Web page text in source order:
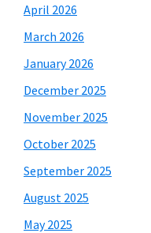
April 2026
March 2026
January 2026
December 2025
November 2025
October 2025
September 2025
August 2025
May 2025